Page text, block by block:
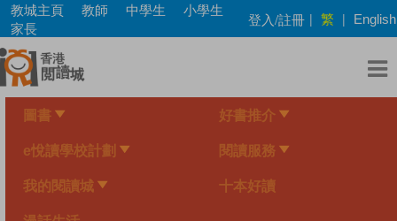
Skip
main
content
教城主頁 教師 中學生
小學生
家長
登入/註冊 | 繁 | English
圖書 好書推介
e悅讀學校計劃 閱讀服務
我的閱讀城 十本好讀